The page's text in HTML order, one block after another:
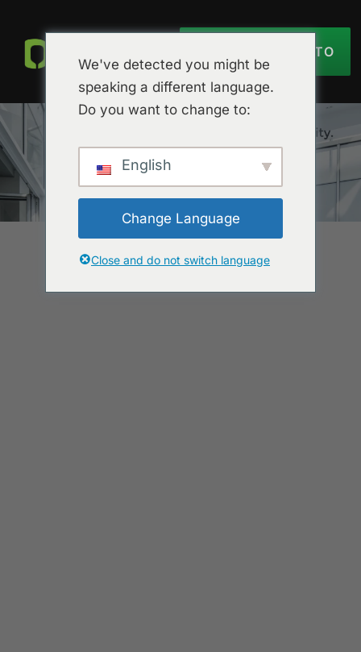
OBTER ORÇAMENTO
We've detected you might be
speaking a different language.
Do you want to change to:
English
Change Language
Close and do not switch language